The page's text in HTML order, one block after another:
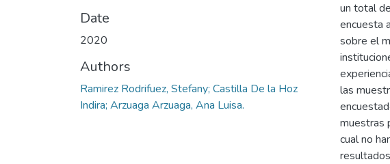
Date
2020
Authors
Ramirez Rodrifuez, Stefany; Castilla De la Hoz
Indira; Arzuaga Arzuaga, Ana Luisa.
un total
encuesta
sobre el
las
muestras
cual no